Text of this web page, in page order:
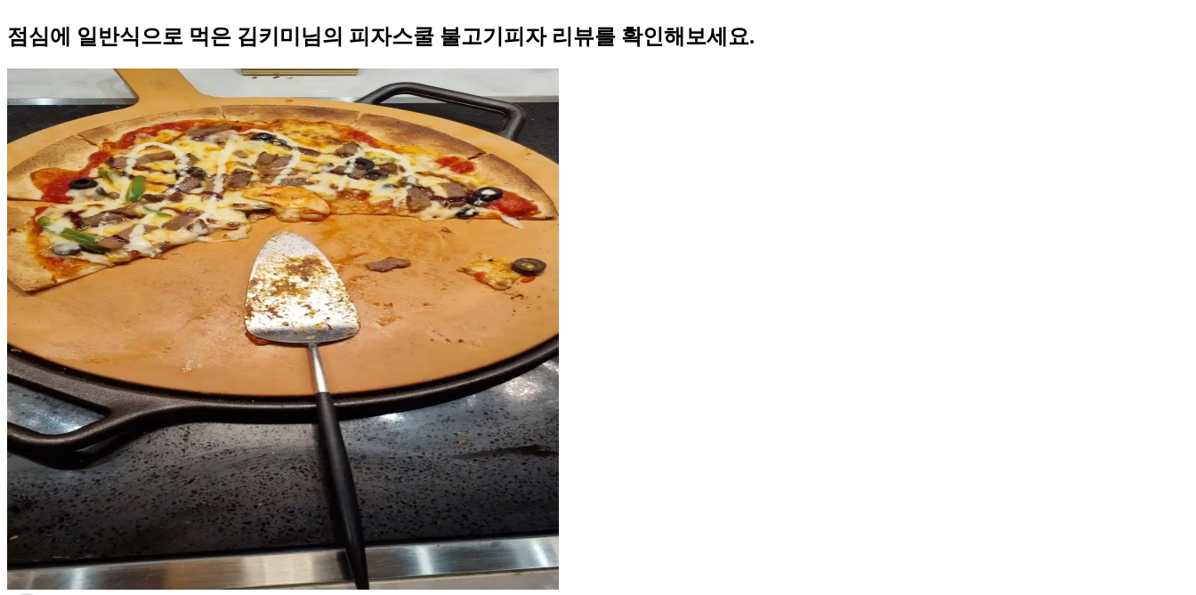
점심에 일반식으로 먹은 김키미님의 피자스쿨 불고기피자 리뷰를 확인해보세요.